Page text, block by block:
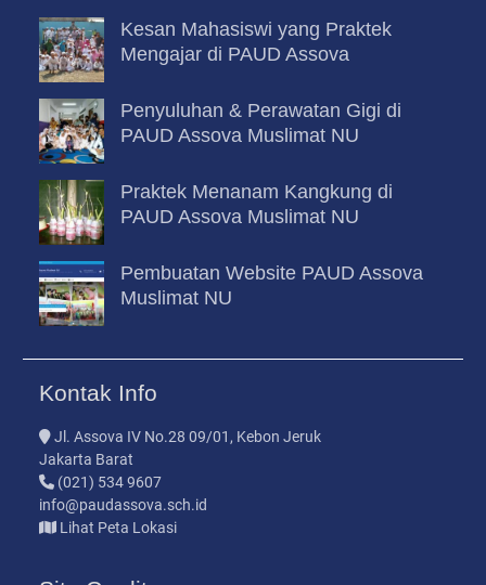
Kesan Mahasiswi yang Praktek
Mengajar di PAUD Assova
Penyuluhan & Perawatan Gigi di
PAUD Assova Muslimat NU
Praktek Menanam Kangkung di
PAUD Assova Muslimat NU
Pembuatan Website PAUD Assova
Muslimat NU
Kontak Info
Jl. Assova IV No.28 09/01, Kebon Jeruk
Jakarta Barat
(021) 534 9607
info@paudassova.sch.id
Lihat Peta Lokasi